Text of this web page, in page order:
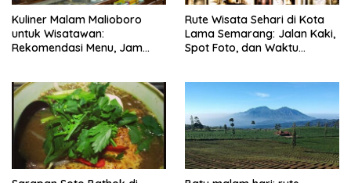
Kuliner Malam Malioboro
untuk Wisatawan:
Rekomendasi Menu, Jam
Rute Wisata Sehari di Kota
Lama Semarang: Jalan Kaki,
Spot Foto, dan Waktu